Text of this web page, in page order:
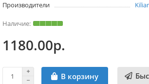
Производители
1180.00р.
В корзину